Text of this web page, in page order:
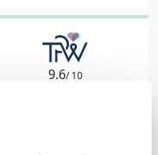
9.6/ 10
de DJ die we